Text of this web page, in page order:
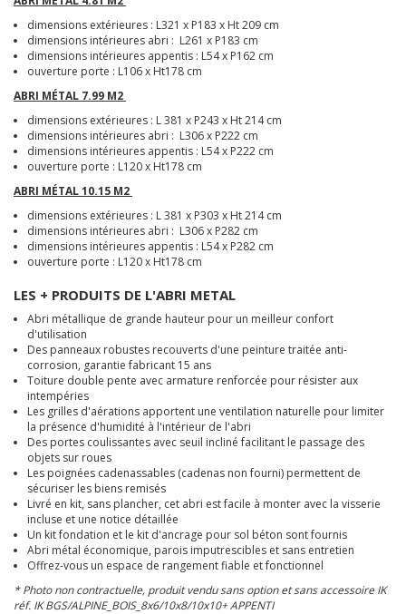
dimensions extérieures : L321 x P183 x Ht 209 cm
dimensions intérieures abri : L261 x P183 cm
dimensions intérieures appentis : L54 x P162 cm
ouverture porte : L106 x Ht178 cm
ABRI MÉTAL 7.99 M2
dimensions extérieures : L 381 x P243 x Ht 214 cm
dimensions intérieures abri : L306 x P222 cm
dimensions intérieures appentis : L54 x P222 cm
ouverture porte : L120 x Ht178 cm
ABRI MÉTAL 10.15 M2
dimensions extérieures : L 381 x P303 x Ht 214 cm
dimensions intérieures abri : L306 x P282 cm
dimensions intérieures appentis : L54 x P282 cm
ouverture porte : L120 x Ht178 cm
LES + PRODUITS DE L'ABRI METAL
Abri métallique de grande hauteur pour un meilleur confort
d'utilisation
Des panneaux robustes recouverts d'une peinture traitée anti-
corrosion, garantie fabricant 15 ans
Toiture double pente avec armature renforcée pour résister aux
intempéries
Les grilles d'aérations apportent une ventilation naturelle pour limiter
la présence d'humidité à l'intérieur de l'abri
Des portes coulissantes avec seuil incliné facilitant le passage des
objets sur roues
Les poignées cadenassables (cadenas non fourni) permettent de
sécuriser les biens remisés
Livré en kit, sans plancher, cet abri est facile à monter avec la visserie
incluse et une notice détaillée
Un kit fondation et le kit d'ancrage pour sol béton sont fournis
Abri métal économique, parois imputrescibles et sans entretien
Offrez-vous un espace de rangement fiable et fonctionnel
* Photo non contractuelle, produit vendu sans option et sans accessoire IK
réf. IK BGS/ALPINE_BOIS_8x6/10x8/10x10+ APPENTI